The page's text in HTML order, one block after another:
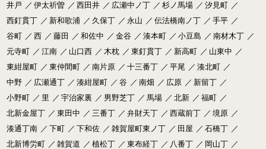
井戸 ／ 伊太祈曽 ／ 西田井 ／ 広瀬中ノ丁 ／ 杉ノ馬場 ／ 汐見町 ／
西釘貫丁 ／ 新和歌浦 ／ 久保丁 ／ 永山 ／ 伝法橋南ノ丁 ／ 手平 ／
谷町 ／ 西 ／ 藤田 ／ 和佐中 ／ 金谷 ／ 湊本町 ／ 小豆島 ／ 南材木丁 ／
元寺町 ／ 江南 ／ 山口西 ／ 木枕 ／ 東釘貫丁 ／ 新高町 ／ 山東中 ／
東紺屋町 ／ 東仲間町 ／ 南片原 ／ 十三番丁 ／ 平尾 ／ 湊北町 ／
中野 ／ 広瀬通丁 ／ 湊紺屋町 ／ 谷 ／ 南畑 ／ 広原 ／ 新留丁 ／
小野町 ／ 里 ／ 宇治家裏 ／ 男野芝丁 ／ 馬場 ／ 北新 ／ 福町 ／
北新金屋丁 ／ 東田中 ／ 三番丁 ／ 弁財天丁 ／ 西蔵前丁 ／ 境原 ／
湊通丁南 ／ 下町 ／ 下和佐 ／ 雑賀屋町東ノ丁 ／ 田屋 ／ 石橋丁 ／
北新博労町 ／ 雑賀道 ／ 植松丁 ／ 東布経丁 ／ 八番丁 ／ 岡山丁 ／